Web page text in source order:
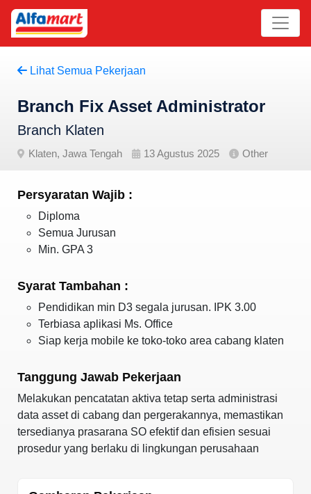
Lihat Semua Pekerjaan
Branch Fix Asset Administrator
Branch Klaten
Klaten, Jawa Tengah 13 Agustus 2025 Other
Persyaratan Wajib :
Diploma
Semua Jurusan
Min. GPA 3
Syarat Tambahan :
Pendidikan min D3 segala jurusan. IPK 3.00
Terbiasa aplikasi Ms. Office
Siap kerja mobile ke toko-toko area cabang klaten
Tanggung Jawab Pekerjaan
Melakukan pencatatan aktiva tetap serta administrasi
data asset di cabang dan pergerakannya, memastikan
tersedianya prasarana SO efektif dan efisien sesuai
prosedur yang berlaku di lingkungan perusahaan